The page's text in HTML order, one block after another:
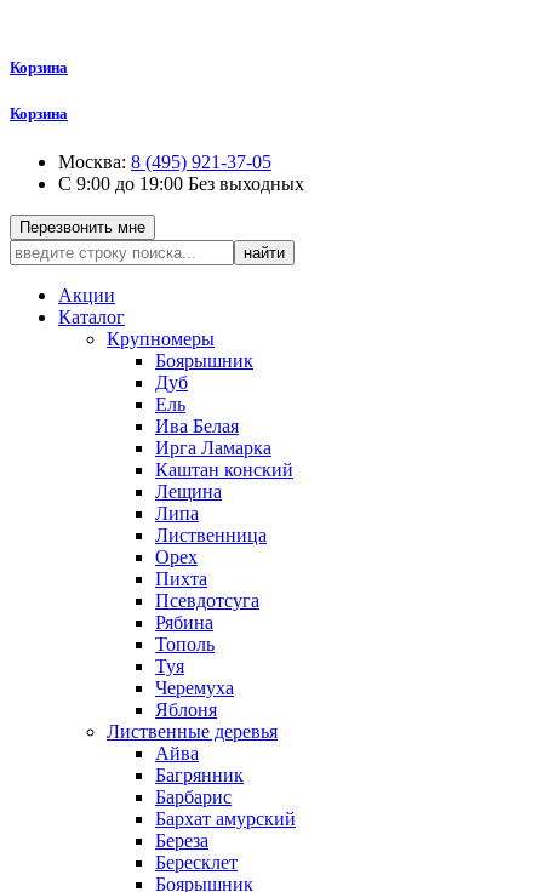
Корзина
Корзина
Москва: 8 (495) 921-37-05
С 9:00 до 19:00 Без выходных
Перезвонить мне
найти
Акции
Каталог
Крупномеры
Боярышник
Дуб
Ель
Ива Белая
Ирга Ламарка
Каштан конский
Лещина
Липа
Лиственница
Орех
Пихта
Псевдотсуга
Рябина
Тополь
Туя
Черемуха
Яблоня
Лиственные деревья
Айва
Багрянник
Барбарис
Бархат амурский
Береза
Бересклет
Боярышник